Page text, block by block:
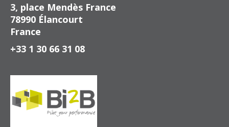
3, place Mendès France
78990 Élancourt
France
+33 1 30 66 31 08